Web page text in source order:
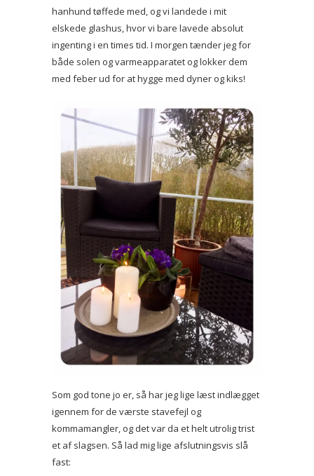
hanhund tøffede med, og vi landede i mit
elskede glashus, hvor vi bare lavede absolut
ingenting i en times tid. I morgen tænder jeg for
både solen og varmeapparatet og lokker dem
med feber ud for at hygge med dyner og kiks!
Som god tone jo er, så har jeg lige læst indlægget
igennem for de værste stavefejl og
kommamangler, og det var da et helt utrolig trist
et af slagsen. Så lad mig lige afslutningsvis slå
fast: